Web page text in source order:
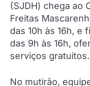
(SJDH) chega ao
Freitas
das 10h às 16h, e
das 9h às 16h,
serviços gratuitos.
No mutirão,